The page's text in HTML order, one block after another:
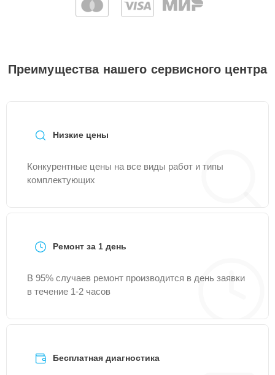
Преимущества нашего сервисного центра
Низкие цены
Конкурентные цены на все виды работ и типы
комплектующих
Ремонт за 1 день
В 95% случаев ремонт производится в день заявки
в течение 1-2 часов
Бесплатная диагностика